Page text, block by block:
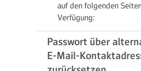
auf den folgenden
Verfügung:
Passwort über
E-Mail-